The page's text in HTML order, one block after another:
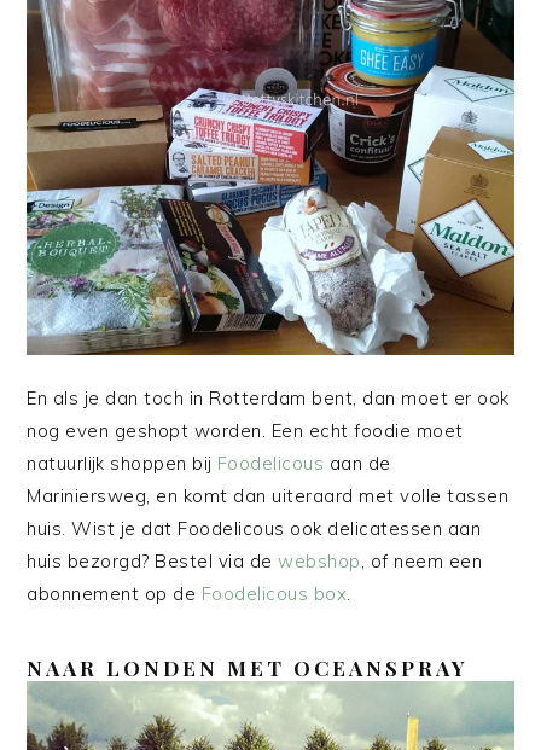
En als je dan toch in Rotterdam bent, dan moet er ook
nog even geshopt worden. Een echt foodie moet
natuurlijk shoppen bij Foodelicous aan de
Mariniersweg, en komt dan uiteraard met volle tassen
huis. Wist je dat Foodelicous ook delicatessen aan
huis bezorgd? Bestel via dewebshop , of neem een
abonnement op de Foodelicous box
NAAR LONDEN MET OCEANSPRAY